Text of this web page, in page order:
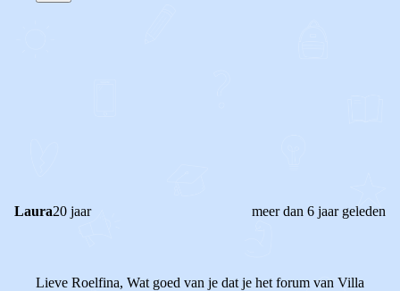
Laura20 jaar meer dan 6 jaar geleden
Lieve Roelfina, Wat goed van je dat je het forum van Villa